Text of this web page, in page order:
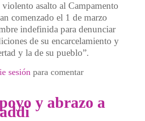
asalto al Campamento
comenzado el 1 de marzo
indefinida para denunciar
de su encarcelamiento y
y la de su pueblo”.
Trece presos políticos saharauis
sesión para comentar
y abrazo a